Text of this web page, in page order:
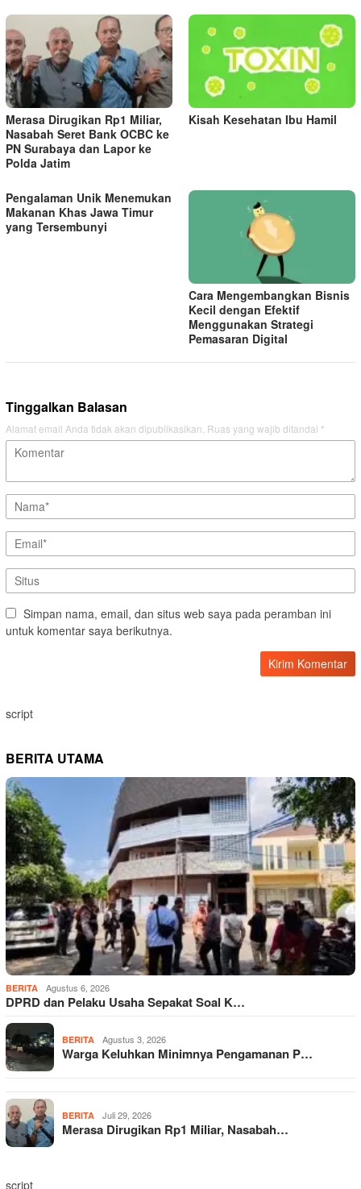
Merasa Dirugikan Rp1 Miliar,
Nasabah Seret Bank OCBC ke
PN Surabaya dan Lapor ke
Polda Jatim
Kisah Kesehatan Ibu Hamil
Pengalaman Unik Menemukan
Makanan Khas Jawa Timur
yang Tersembunyi
Cara Mengembangkan Bisnis
Kecil dengan Efektif
Menggunakan Strategi
Pemasaran Digital
Tinggalkan Balasan
Alamat email Anda tidak akan dipublikasikan. Ruas yang wajib ditandai *
Simpan nama, email, dan situs web saya pada peramban ini
untuk komentar saya berikutnya.
script
BERITA UTAMA
BERITA Agustus 6, 2026
DPRD dan Pelaku Usaha Sepakat Soal K…
BERITA Agustus 3, 2026
Warga Keluhkan Minimnya Pengamanan P…
BERITA Juli 29, 2026
Merasa Dirugikan Rp1 Miliar, Nasabah…
script